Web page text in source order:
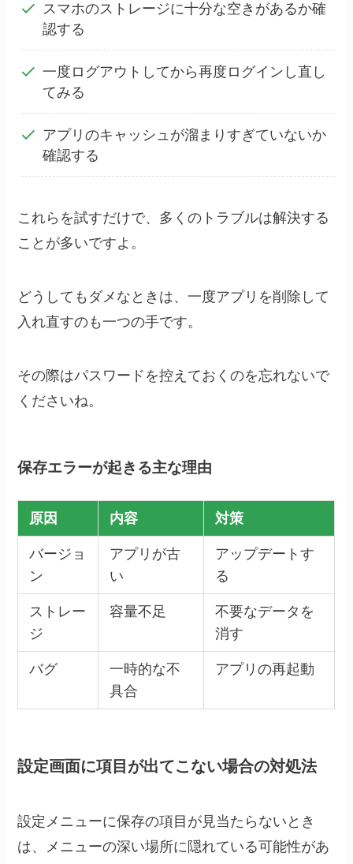
スマホのストレージに十分な空きがあるか確
認する
一度ログアウトしてから再度ログインし直し
てみる
アプリのキャッシュが溜まりすぎていないか
確認する
これらを試すだけで、多くのトラブルは解決する
ことが多いですよ。
どうしてもダメなときは、一度アプリを削除して
入れ直すのも一つの手です。
その際はパスワードを控えておくのを忘れないで
くださいね。
保存エラーが起きる主な理由
原因 内容 対策
バージョ
ン
アプリが古
い
アップデートす
る
ストレー
ジ
容量不足
不要なデータを
消す
バグ
一時的な不
具合
アプリの再起動
設定画面に項目が出てこない場合の対処法
設定メニューに保存の項目が見当たらないとき
は、メニューの深い場所に隠れている可能性があ